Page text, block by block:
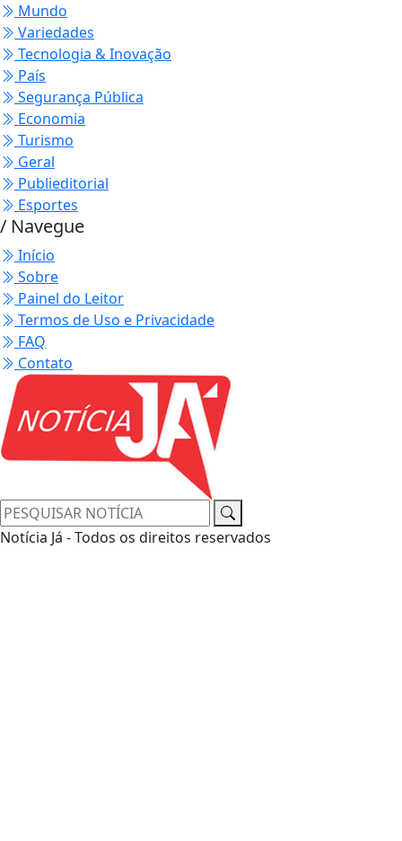
Mundo
Variedades
Tecnologia & Inovação
País
Segurança Pública
Economia
Turismo
Geral
Publieditorial
Esportes
/ Navegue
Início
Sobre
Painel do Leitor
Termos de Uso e Privacidade
FAQ
Contato
Notícia Já - Todos os direitos reservados